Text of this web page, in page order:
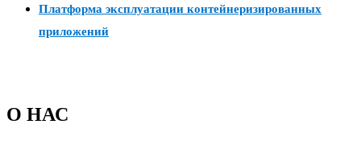
Платформа эксплуатации контейнеризированных
приложений
О НАС